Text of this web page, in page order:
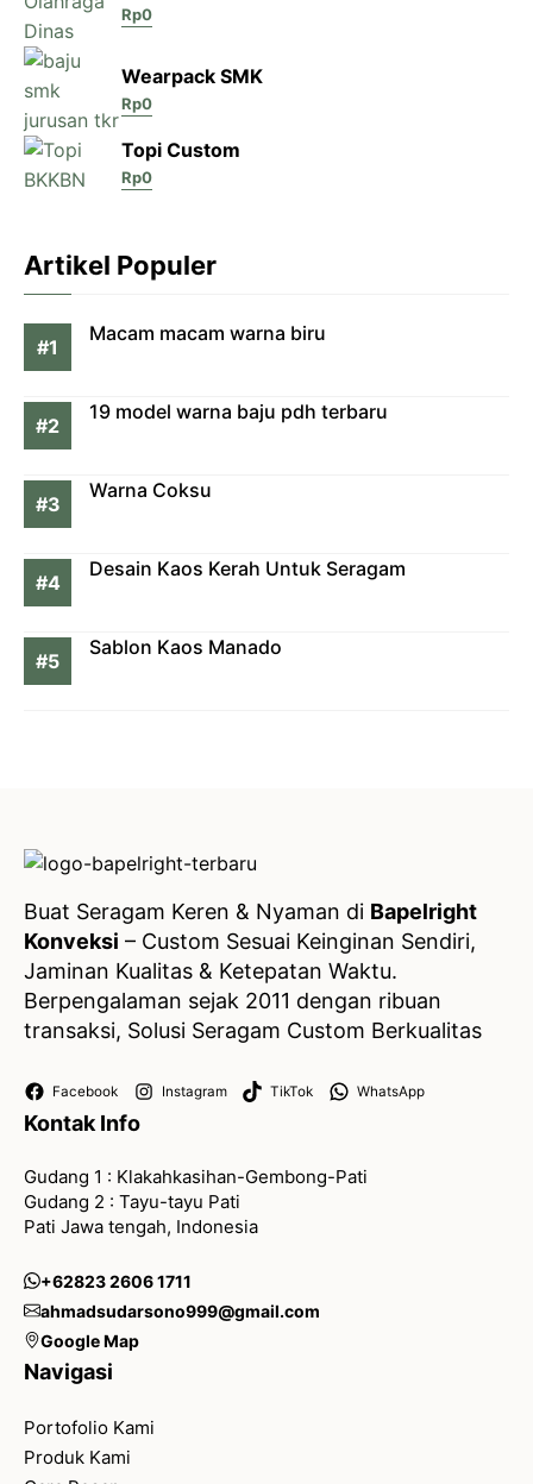
Rp0
Wearpack SMK
Rp0
Topi Custom
Rp0
Artikel Populer
Macam macam warna biru
19 model warna baju pdh terbaru
Warna Coksu
Desain Kaos Kerah Untuk Seragam
Sablon Kaos Manado
Buat Seragam Keren & Nyaman di Bapelright
Konveksi – Custom Sesuai Keinginan Sendiri,
Jaminan Kualitas & Ketepatan Waktu.
Berpengalaman sejak 2011 dengan ribuan
transaksi, Solusi Seragam Custom Berkualitas
Facebook Instagram TikTok WhatsApp
Kontak Info
Gudang 1 : Klakahkasihan-Gembong-Pati
Gudang 2 : Tayu-tayu Pati
Pati Jawa tengah, Indonesia
+62823 2606 1711
ahmadsudarsono999@gmail.com
Google Map
Navigasi
Portofolio Kami
Produk Kami